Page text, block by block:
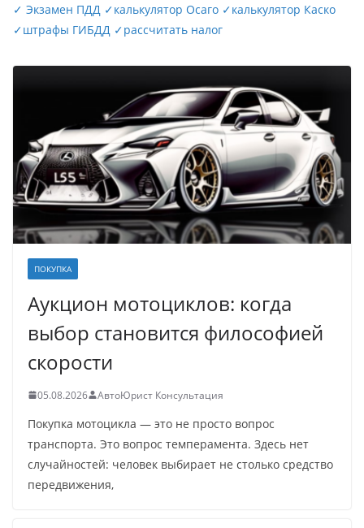
✓ Экзамен ПДД ✓калькулятор Осаго ✓калькулятор Каско
✓штрафы ГИБДД ✓рассчитать налог
ПОКУПКА
Аукцион мотоциклов: когда
выбор становится философией
скорости
05.08.2026 АвтоЮрист Консультация
Покупка мотоцикла — это не просто вопрос
транспорта. Это вопрос темперамента. Здесь нет
случайностей: человек выбирает не столько средство
передвижения,